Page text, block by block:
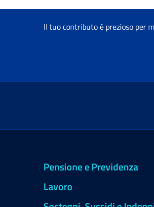
Il tuo contributo è prezioso per
Pensione e Previdenza
Lavoro